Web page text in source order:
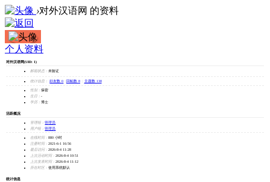
›对外汉语网 的资料
对外
汉语
网
个人资料
对外汉语网(UID: 1)
邮箱状态： 未验证
统计信息： 好友数 0 回帖数 8 主题数 138
性别： 保密
生日： -
学历： 博士
活跃概况
管理组： 管理员
用户组： 管理员
在线时间： 880 小时
注册时间： 2021-6-1 16:56
最后访问： 2026-8-4 11:28
上次活动时间： 2026-8-4 10:51
上次发表时间： 2026-8-4 11:12
所在时区： 使用系统默认
统计信息